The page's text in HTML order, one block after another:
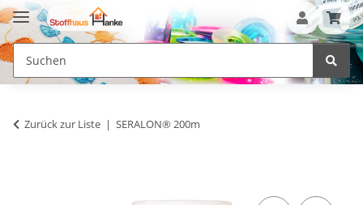
Zurück zur Liste SERALON® 200m